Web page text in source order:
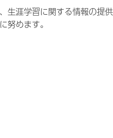
涯学習に関する情報の提
努めます。